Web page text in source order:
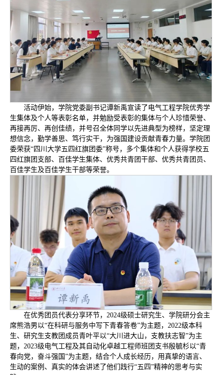
活动伊始，学院党委副书记谭新禹宣读了电气工程学院优秀学
生集体及个人等表彰名单，并勉励受表彰的集体与个人珍惜荣誉、
再接再厉、再创佳绩，并号召全体同学以先进典型为榜样，坚定理
想信念，勤学善思、笃行实干，为强国建设贡献青春力量。学院团
委荣获“四川大学五四红旗团委”称号，多个集体和个人获得学校五
四红旗团支部、百佳学生集体、优秀共青团干部、优秀共青团员、
百佳学生及百佳学生干部等荣誉。
在优秀团员代表分享环节，2024级硕士研究生、学院研分会主
席熊浩男以“在科研与服务中写下青春答卷”为主题，2022级本科
生、研究生支教团成员青叶平以“大川进大山，支教扶志智”为主
题，2023级电气工程及其自动化卓越工程师班团支书殷毓杉以“青
春向党，奋斗强国”为主题，结合个人成长经历，用真挚的语言、
生动的案例、真实的体会讲述了他们践行“五四”精神的思考与实